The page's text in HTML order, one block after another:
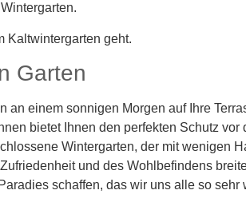
Kaltwintergarten geht.
Garten
einem sonnigen Morgen auf Ihre
bietet Ihnen den perfekten Schutz vor
Wintergarten, der mit wenigen
und des Wohlbefindens
schaffen, das wir uns alle so sehr